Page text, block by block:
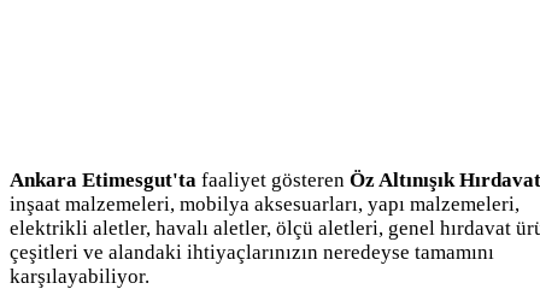
Ankara Etimesgut'ta faaliyet gösteren Öz Altınışık Hırdavat
inşaat malzemeleri, mobilya aksesuarları, yapı malzemeleri,
elektrikli aletler, havalı aletler, ölçü aletleri, genel hırdavat
çeşitleri ve alandaki ihtiyaçlarınızın neredeyse tamamını
karşılayabiliyor.